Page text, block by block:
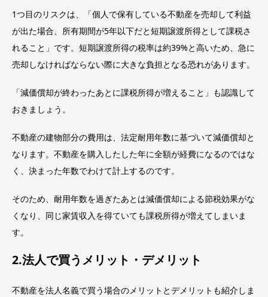
1つ目のリスクは、「個人で保有している不動産を売却して利益
が出た場合、所有期間が5年以下だと短期譲渡所得として課税さ
れること」です。短期譲渡所得の税率は約39%と高いため、急に
売却しなければならない際に大きな負担となる恐れがあります。
「減価償却が終わったあとに課税所得が増えること」も認識して
おきましょう。
不動産の建物部分の費用は、法定耐用年数に基づいて減価償却と
なります。不動産を購入したした年に全額が経費になるのではな
く、決まった年数でわけて計上するのです。
そのため、耐用年数を過ぎたあとは減価償却による節税効果がな
くなり、同じ家賃収入を得ていても課税所得が増えてしまいま
す。
2.法人で買うメリット・デメリット
不動産を法人名義で買う場合のメリットとデメリットも紹介しま